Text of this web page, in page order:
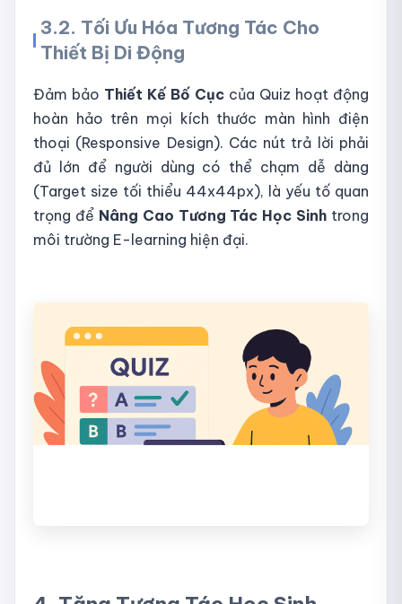
3.2. Tối Ưu Hóa Tương Tác Cho
Thiết Bị Di Động
Đảm bảo Thiết Kế Bố Cục của Quiz hoạt động
hoàn hảo trên mọi kích thước màn hình điện
thoại (Responsive Design). Các nút trả lời phải
đủ lớn để người dùng có thể chạm dễ dàng
(Target size tối thiểu 44x44px), là yếu tố quan
trọng để Nâng Cao Tương Tác Học Sinh trong
môi trường E-learning hiện đại.